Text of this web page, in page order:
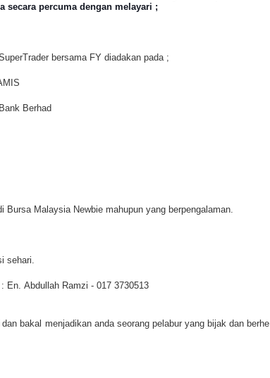
secara percuma dengan melayari ;
bersama FY diadakan pada ;
Berhad
Bursa Malaysia Newbie mahupun yang berpengalaman.
sehari.
En. Abdullah Ramzi - 017 3730513
bakal menjadikan anda seorang pelabur yang bijak dan berhe